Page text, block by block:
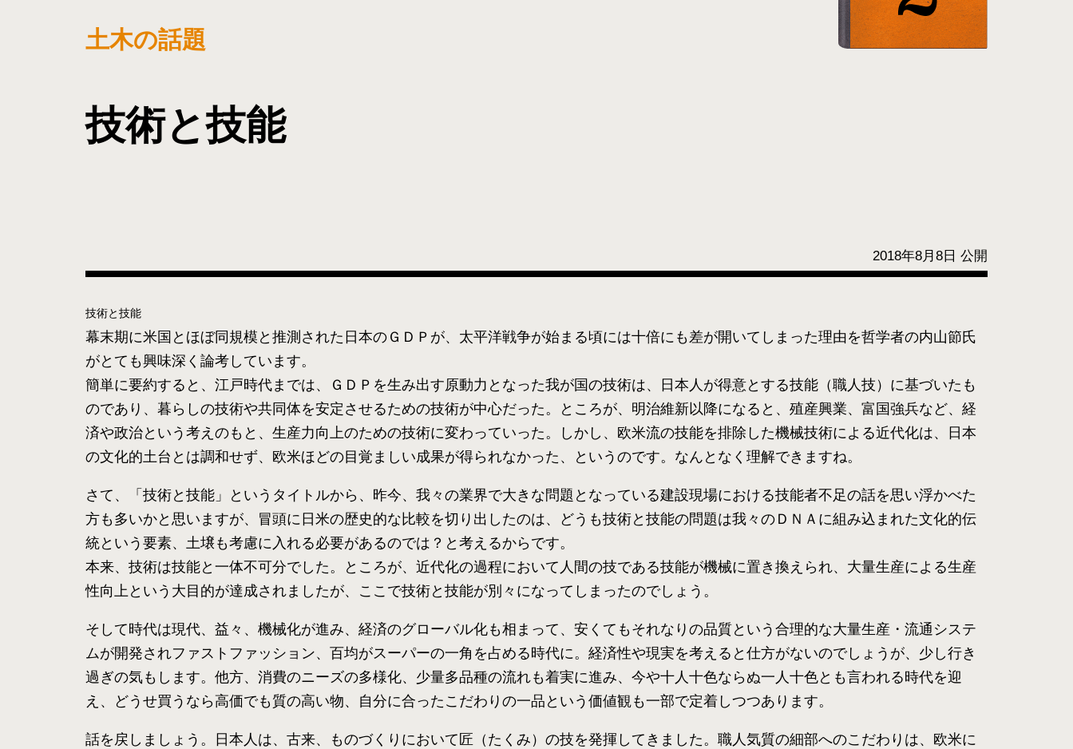
土木の話題
技術と技能
2018年8月8日 公開
技術と技能
幕末期に米国とほぼ同規模と推測された日本のＧＤＰが、太平洋戦争が始まる頃には十倍にも差が開いてしまった理由を哲学者の内山節氏
がとても興味深く論考しています。
簡単に要約すると、江戸時代までは、ＧＤＰを生み出す原動力となった我が国の技術は、日本人が得意とする技能（職人技）に基づいたも
のであり、暮らしの技術や共同体を安定させるための技術が中心だった。ところが、明治維新以降になると、殖産興業、富国強兵など、経
済や政治という考えのもと、生産力向上のための技術に変わっていった。しかし、欧米流の技能を排除した機械技術による近代化は、日本
の文化的土台とは調和せず、欧米ほどの目覚ましい成果が得られなかった、というのです。なんとなく理解できますね。
さて、「技術と技能」というタイトルから、昨今、我々の業界で大きな問題となっている建設現場における技能者不足の話を思い浮かべた
方も多いかと思いますが、冒頭に日米の歴史的な比較を切り出したのは、どうも技術と技能の問題は我々のＤＮＡに組み込まれた文化的伝
統という要素、土壌も考慮に入れる必要があるのでは？と考えるからです。
本来、技術は技能と一体不可分でした。ところが、近代化の過程において人間の技である技能が機械に置き換えられ、大量生産による生産
性向上という大目的が達成されましたが、ここで技術と技能が別々になってしまったのでしょう。
そして時代は現代、益々、機械化が進み、経済のグローバル化も相まって、安くてもそれなりの品質という合理的な大量生産・流通システ
ムが開発されファストファッション、百均がスーパーの一角を占める時代に。経済性や現実を考えると仕方がないのでしょうが、少し行き
過ぎの気もします。他方、消費のニーズの多様化、少量多品種の流れも着実に進み、今や十人十色ならぬ一人十色とも言われる時代を迎
え、どうせ買うなら高価でも質の高い物、自分に合ったこだわりの一品という価値観も一部で定着しつつあります。
話を戻しましょう。日本人は、古来、ものづくりにおいて匠（たくみ）の技を発揮してきました。職人気質の細部へのこだわりは、欧米に